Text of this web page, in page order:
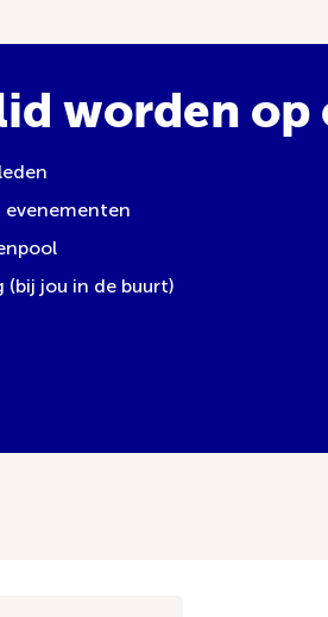
worden op
jou in de buurt)